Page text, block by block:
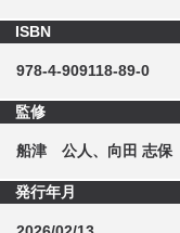
ISBN
978-4-909118-89-0
監修
船津 公人、向田 志保
発行年月